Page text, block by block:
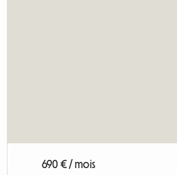
690 € / mois